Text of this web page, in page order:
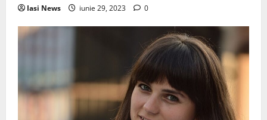
Iasi News iunie 29, 2023 0